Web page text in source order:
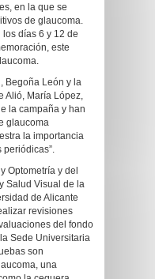
en la que se
de glaucoma.
días 6 y 12 de
este
Begoña León y la
Alió, María López,
la campaña y han
glaucoma
la importancia
Optometría y del
Salud Visual de la
de Alicante
revisiones
del fondo
Sede Universitaria
son
una